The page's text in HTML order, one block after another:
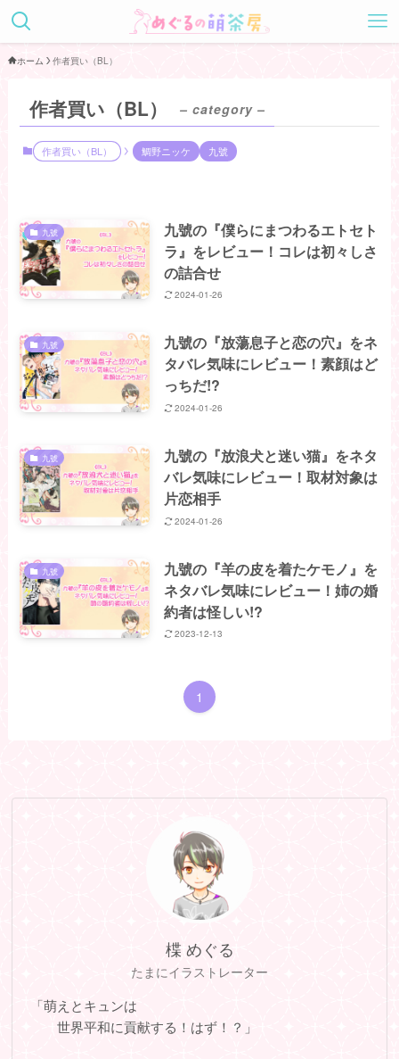
ホーム 作者買い（BL）
作者買い（BL） – category –
作者買い（BL） 鯛野ニッケ 九號
九號
九號の『僕らにまつわるエトセト
ラ』をレビュー！コレは初々しさ
の詰合せ
2024-01-26
九號
九號の『放蕩息子と恋の穴』をネ
タバレ気味にレビュー！素顔はど
っちだ!?
2024-01-26
九號
九號の『放浪犬と迷い猫』をネタ
バレ気味にレビュー！取材対象は
片恋相手
2024-01-26
九號
九號の『羊の皮を着たケモノ』を
ネタバレ気味にレビュー！姉の婚
約者は怪しい!?
2023-12-13
1
楪 めぐる
たまにイラストレーター
「萌えとキュンは
世界平和に貢献する！はず！？」